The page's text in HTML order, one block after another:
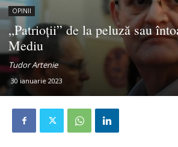
OPINII
„Patrioții” de la peluză sau
Mediu
Tudor Artenie
30 ianuarie 2023